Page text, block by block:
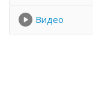
Видео